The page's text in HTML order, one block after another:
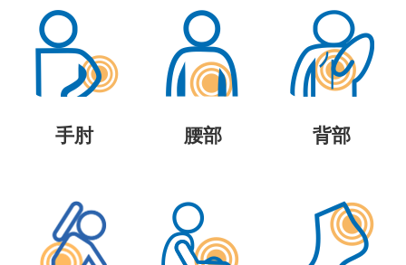
手肘 腰部 背部